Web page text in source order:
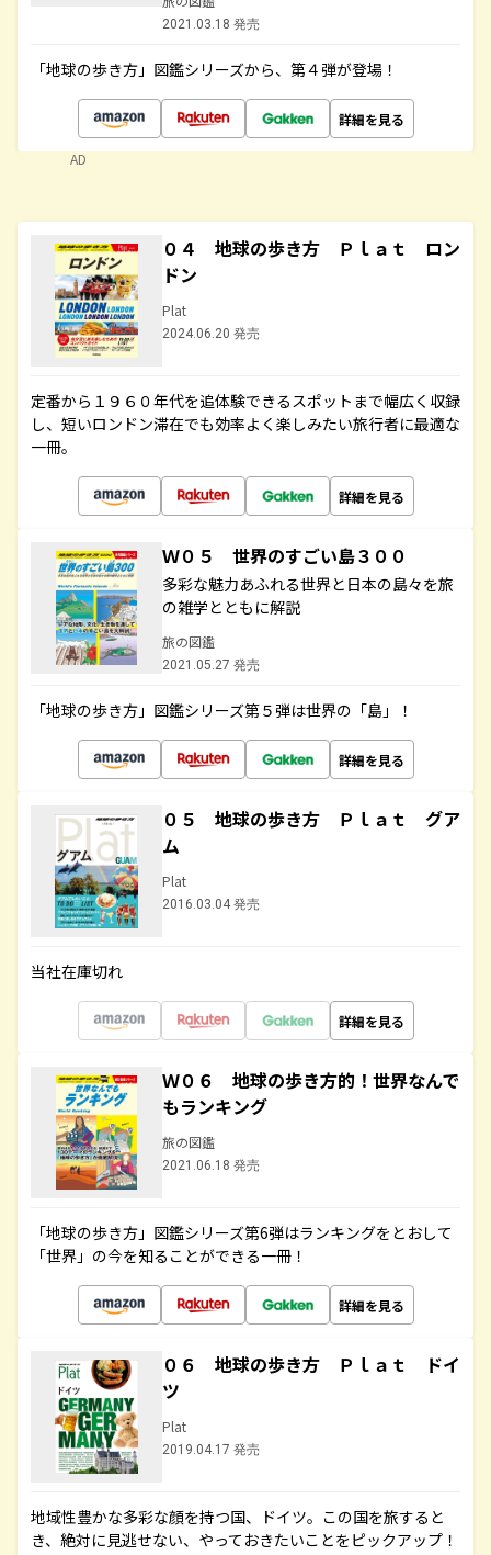
2021.03.18 発売
「地球の歩き方」図鑑シリーズから、第４弾が登場！
詳細を見る
AD
０４ 地球の歩き方 Ｐｌａｔ ロン
ドン
Plat
2024.06.20 発売
定番から１９６０年代を追体験できるスポットまで幅広く収録
し、短いロンドン滞在でも効率よく楽しみたい旅行者に最適な
一冊。
詳細を見る
Ｗ０５ 世界のすごい島３００
多彩な魅力あふれる世界と日本の島々を旅
の雑学とともに解説
旅の図鑑
2021.05.27 発売
「地球の歩き方」図鑑シリーズ第５弾は世界の「島」！
詳細を見る
０５ 地球の歩き方 Ｐｌａｔ グア
ム
Plat
2016.03.04 発売
当社在庫切れ
詳細を見る
Ｗ０６ 地球の歩き方的！世界なんで
もランキング
旅の図鑑
2021.06.18 発売
「地球の歩き方」図鑑シリーズ第6弾はランキングをとおして
「世界」の今を知ることができる一冊！
詳細を見る
０６ 地球の歩き方 Ｐｌａｔ ドイ
ツ
Plat
2019.04.17 発売
地域性豊かな多彩な顔を持つ国、ドイツ。この国を旅すると
き、絶対に見逃せない、やっておきたいことをピックアップ！